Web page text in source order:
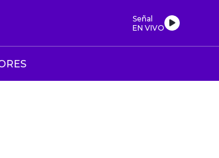
Señal
EN VIVO